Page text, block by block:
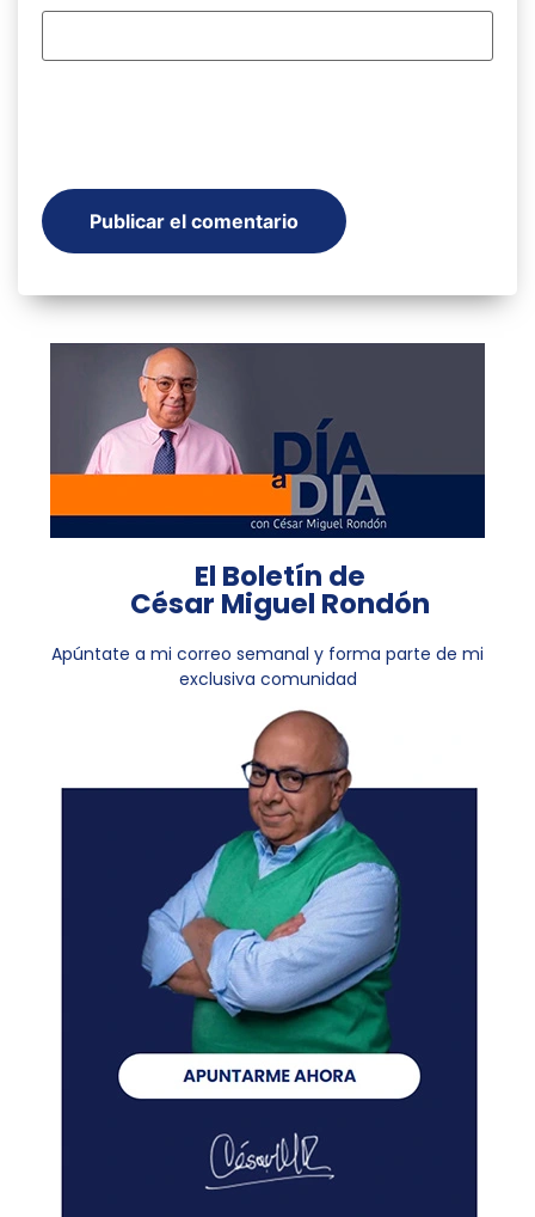
El Boletín de
César Miguel Rondón
Apúntate a mi correo semanal y forma parte de mi
exclusiva comunidad